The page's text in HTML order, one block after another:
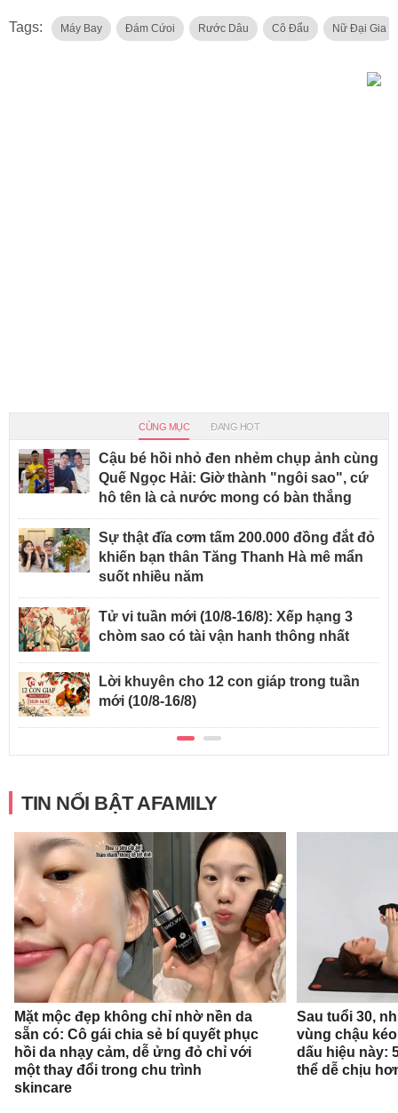
Tags: Máy Bay Đám Cứoi Rước Dâu Cô Đẩu Nữ Đại Gia
CÙNG MỤC ĐANG HOT
Cậu bé hồi nhỏ đen nhẻm chụp ảnh cùng
Quế Ngọc Hải: Giờ thành "ngôi sao", cứ
hô tên là cả nước mong có bàn thắng
Sự thật đĩa cơm tấm 200.000 đồng đắt đỏ
khiến bạn thân Tăng Thanh Hà mê mẩn
suốt nhiều năm
Tử vi tuần mới (10/8-16/8): Xếp hạng 3
chòm sao có tài vận hanh thông nhất
Lời khuyên cho 12 con giáp trong tuần
mới (10/8-16/8)
TIN NỔI BẬT AFAMILY
Mặt mộc đẹp không chỉ nhờ nền da
sẵn có: Cô gái chia sẻ bí quyết phục
hồi da nhạy cảm, dễ ửng đỏ chỉ với
một thay đổi trong chu trình
skincare
Sau tuổi 30,
vùng chậu
dấu hiệu này:
thể dễ chịu